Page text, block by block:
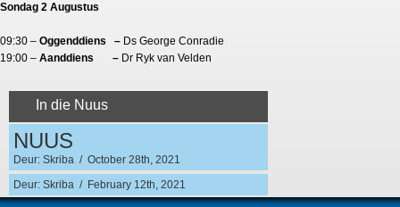
Sondag 2 Augustus
09:30 – Oggenddiens – Ds George Conradie
19:00 – Aanddiens – Dr Ryk van Velden
In die Nuus
NUUS
Deur: Skriba / October 28th, 2021
Deur: Skriba / February 12th, 2021